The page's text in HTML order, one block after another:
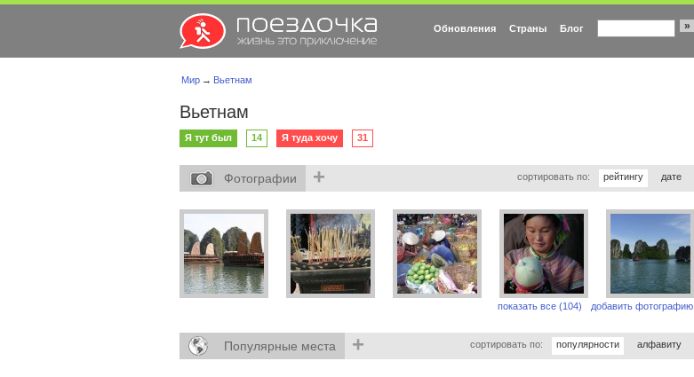
Обновления Страны Блог »
Мир → Вьетнам
Вьетнам
Я тут был 14 Я туда хочу 31
Фотографии + сортировать по: рейтингу дате
добавить фотографию
показать все (104)
Популярные места + сортировать по: популярности алфавиту